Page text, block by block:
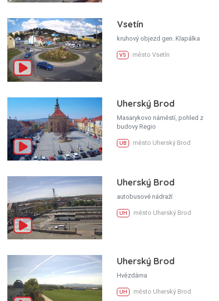
Vsetín
kruhový objezd gen. Klapálka
VS město Vsetín
Uherský Brod
Masarykovo náměstí, pohled z
budovy Regio
UB město Uherský Brod
Uherský Brod
autobusové nádraží
UH město Uherský Brod
Uherský Brod
Hvězdárna
UH město Uherský Brod